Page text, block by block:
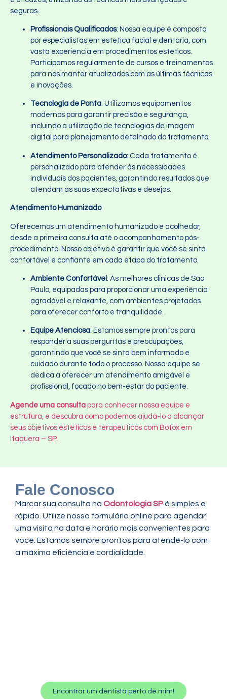
seguras.
Profissionais Qualificados: Nossa equipe é composta
por especialistas em estética facial e dentária, com
vasta experiência em procedimentos estéticos.
Participamos regularmente de cursos e treinamentos
para nos manter atualizados com as últimas técnicas
e inovações.
Tecnologia de Ponta: Utilizamos equipamentos
modernos para garantir precisão e segurança,
incluindo a utilização de tecnologias de imagem
digital para planejamento detalhado do tratamento.
Atendimento Personalizado: Cada tratamento é
personalizado para atender às necessidades
individuais dos pacientes, garantindo resultados que
atendam às suas expectativas e desejos.
Atendimento Humanizado
Oferecemos um atendimento humanizado e acolhedor,
desde a primeira consulta até o acompanhamento pós-
procedimento. Nosso objetivo é garantir que você se sinta
confortável e confiante em cada etapa do tratamento.
Ambiente Confortável : As melhores clinicas de São
Paulo, equipadas para proporcionar uma experiência
agradável e relaxante, com ambientes projetados
para oferecer conforto e tranquilidade.
Equipe Atenciosa: Estamos sempre prontos para
responder a suas perguntas e preocupações,
garantindo que você se sinta bem informado e
cuidado durante todo o processo. Nossa equipe se
dedica a oferecer um atendimento amigável e
profissional, focado no bem-estar do paciente.
Agende uma consulta para conhecer nossa equipe e
estrutura, e descubra como podemos ajudá-lo a alcançar
seus objetivos estéticos e terapêuticos com Botox em
Itaquera – SP.
Fale Conosco
Marcar sua consulta na Odontologia SP é simples e
rápido. Utilize nosso formulário online para agendar
uma visita na data e horário mais convenientes para
você. Estamos sempre prontos para atendê-lo com
a máxima eficiência e cordialidade.
Encontrar um dentista perto de mim!